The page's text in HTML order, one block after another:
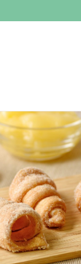
/